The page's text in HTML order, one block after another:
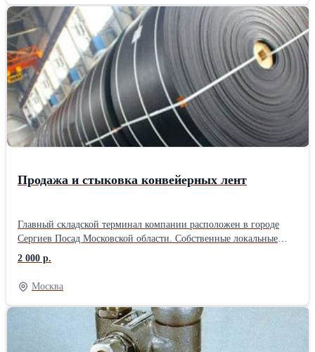
2,54 мм. Для забора рабочей среды из затрубного пространства
верхний корпус имеет 88 отверстий Ø10мм. Характеристики: -
диаметр эксплуатационной колонны…114, 146, 168; -
габаритные размеры: длина 16058 мм, диаметр Ø89 мм; - масса
22,2 кг; - рабочий диапазон пропускной способности до 200 м3/
сут.
Продажа и стыковка конвейерных лент
Главный складской терминал компании расположен в городе
Сергиев Посад Московской области. Собственные локальные
производства расположены в городе Санкт-Петербурге, Ростове
на Дону, Ярославле. ООО «Велес Групп» специализируется на
производстве РТИ и ПВХ изделий для различных отраслей
промышленности, строительства и сельского хозяйства.
Компания является дистрибутором как отечественных заводов
“Курскрезинотехника”, “Ярославль-Резинотехника” (ЯРТ),
“Красный Треугольник”, так и зарубежных фирм Sava
2 000 р.
Москва